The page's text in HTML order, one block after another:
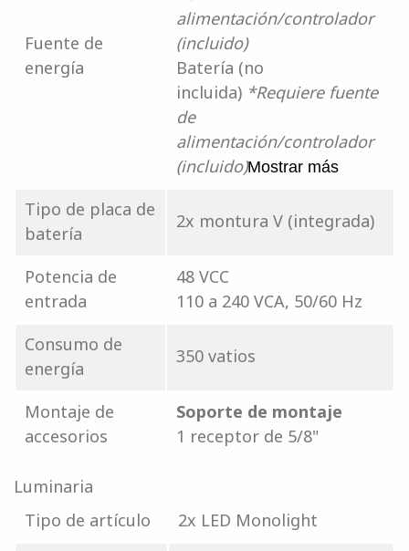
Fuente de
energía
alimentación/controlador
(incluido)
Batería (no
incluida) *Requiere fuente
de
alimentación/controlador
(incluido)Mostrar más
Tipo de placa de
batería
2x montura V (integrada)
Potencia de
entrada
48 VCC
110 a 240 VCA, 50/60 Hz
Consumo de
energía
350 vatios
Montaje de
accesorios
Soporte de montaje
1 receptor de 5/8"
Luminaria
Tipo de artículo
2x LED Monolight